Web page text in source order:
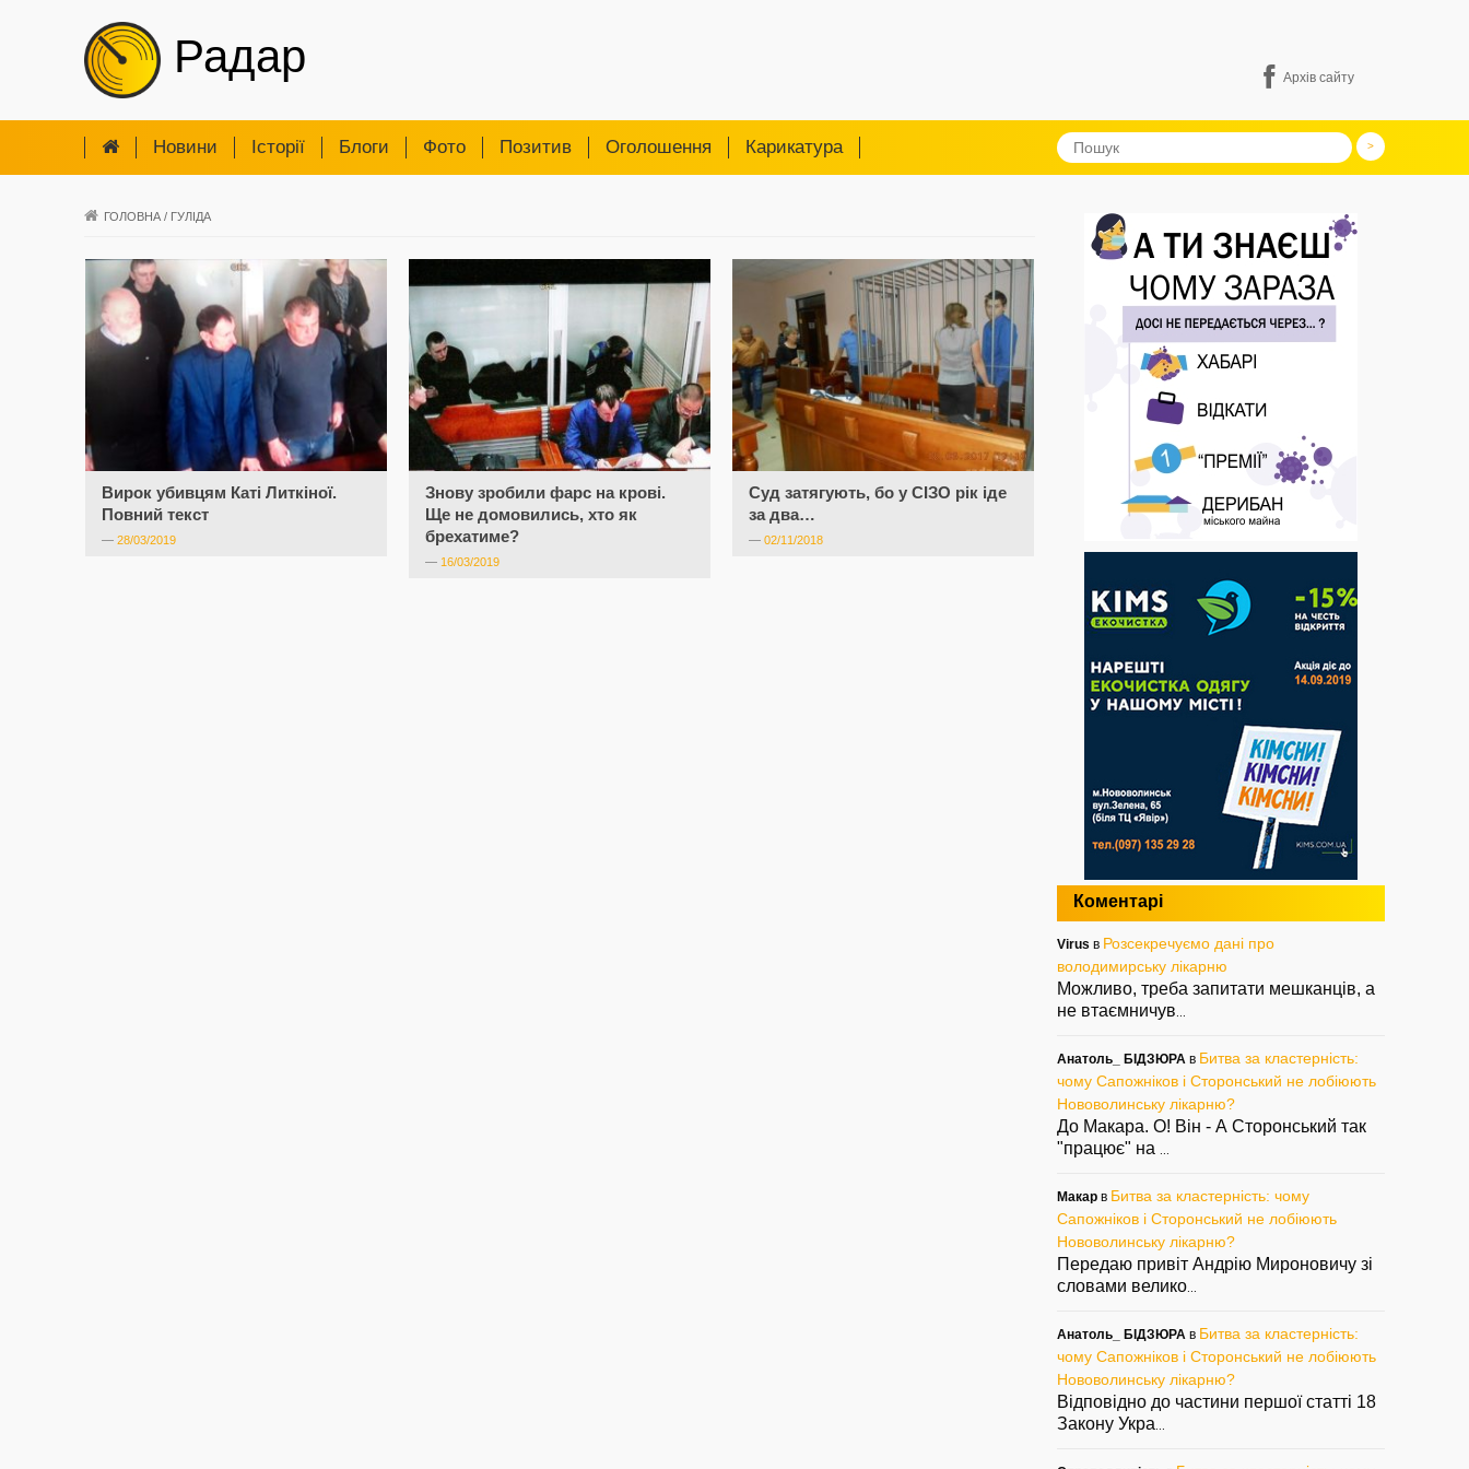
Радар Архів сайту
Новини Iсторії Блоги Фото Позитив Оголошення Карикатура
ГОЛОВНА / ГУЛІДА
Вирок убивцям Каті Литкіної.
Повний текст
— 28/03/2019
Знову зробили фарс на крові.
Ще не домовились, хто як
брехатиме?
— 16/03/2019
Суд затягують, бо у СІЗО рік іде
за два…
— 02/11/2018
Коментарі
Virus в Розсекречуємо дані про
володимирську лікарню
Можливо, треба запитати мешканців, а
не втаємничув
Анатоль_ БІДЗЮРА в Битва за кластерність:
чому Сапожніков і Сторонський не лобіюють
Нововолинську лікарню?
До Макара. О! Він - А Сторонський так
"працює" на
Макар в Битва за кластерність: чому
Сапожніков і Сторонський не лобіюють
Нововолинську лікарню?
Передаю привіт Андрію Мироновичу зі
словами велико
Анатоль_ БІДЗЮРА в Битва за кластерність:
чому Сапожніков і Сторонський не лобіюють
Нововолинську лікарню?
Відповідно до частини першої статті 18
Закону Укра